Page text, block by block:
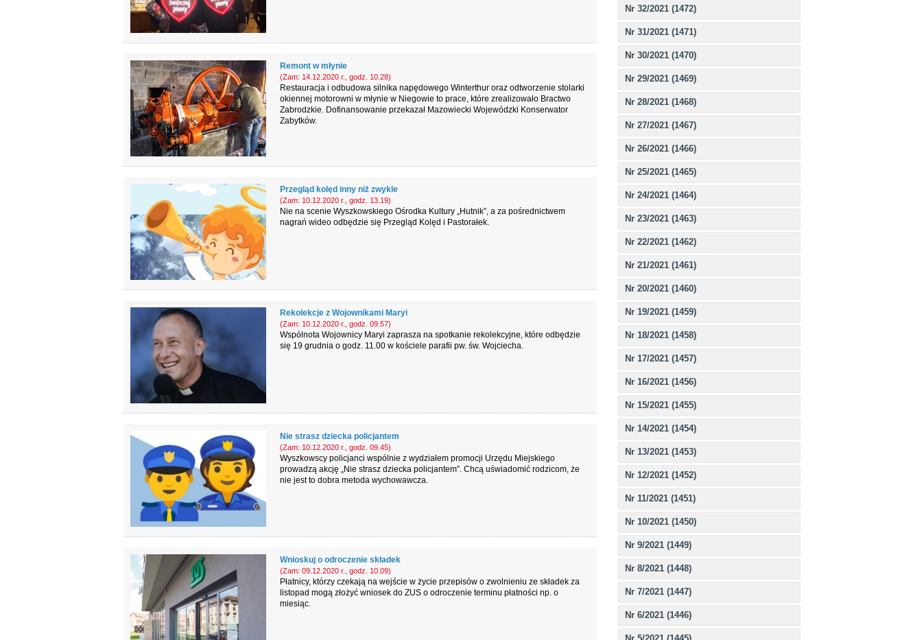
Nr 32/2021 (1472)
Nr 31/2021 (1471)
Nr 30/2021 (1470)
Nr 29/2021 (1469)
Nr 28/2021 (1468)
Nr 27/2021 (1467)
Nr 26/2021 (1466)
Nr 25/2021 (1465)
Nr 24/2021 (1464)
Nr 23/2021 (1463)
Nr 22/2021 (1462)
Nr 21/2021 (1461)
Nr 20/2021 (1460)
Nr 19/2021 (1459)
Nr 18/2021 (1458)
Nr 17/2021 (1457)
Nr 16/2021 (1456)
Nr 15/2021 (1455)
Nr 14/2021 (1454)
Nr 13/2021 (1453)
Nr 12/2021 (1452)
Nr 11/2021 (1451)
Nr 10/2021 (1450)
Nr 9/2021 (1449)
Nr 8/2021 (1448)
Nr 7/2021 (1447)
Nr 6/2021 (1446)
Remont w młynie
(Zam: 14.12.2020 r., godz. 10.28)
Restauracja i odbudowa silnika napędowego Winterthur oraz odtworzenie stolarki
okiennej motorowni w młynie w Niegowie to prace, które zrealizowało Bractwo
Zabrodzkie. Dofinansowanie przekazał Mazowiecki Wojewódzki Konserwator
Zabytków.
Przegląd kolęd inny niż zwykle
(Zam: 10.12.2020 r., godz. 13.19)
Nie na scenie Wyszkowskiego Ośrodka Kultury „Hutnik”, a za pośrednictwem
nagrań wideo odbędzie się Przegląd Kolęd i Pastorałek.
Rekolekcje z Wojownikami Maryi
(Zam: 10.12.2020 r., godz. 09.57)
Wspólnota Wojownicy Maryi zaprasza na spotkanie rekolekcyjne, które odbędzie
się 19 grudnia o godz. 11.00 w kościele parafii pw. św. Wojciecha.
Nie strasz dziecka policjantem
(Zam: 10.12.2020 r., godz. 09.45)
Wyszkowscy policjanci wspólnie z wydziałem promocji Urzędu Miejskiego
prowadzą akcję „Nie strasz dziecka policjantem”. Chcą uświadomić rodzicom, że
nie jest to dobra metoda wychowawcza.
Wnioskuj o odroczenie składek
(Zam: 09.12.2020 r., godz. 10.09)
Płatnicy, którzy czekają na wejście w życie przepisów o zwolnieniu ze składek za
listopad mogą złożyć wniosek do ZUS o odroczenie terminu płatności np. o
miesiąc.